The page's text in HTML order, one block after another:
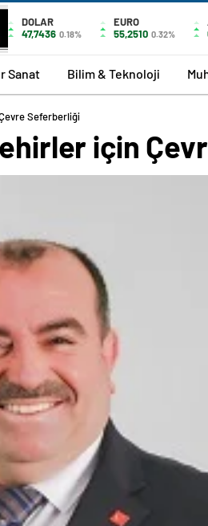
DOLAR
47,7436 0.18%
EURO
55,2510 0.32%
Sanat Bilim & Teknoloji
Seferberliği
için